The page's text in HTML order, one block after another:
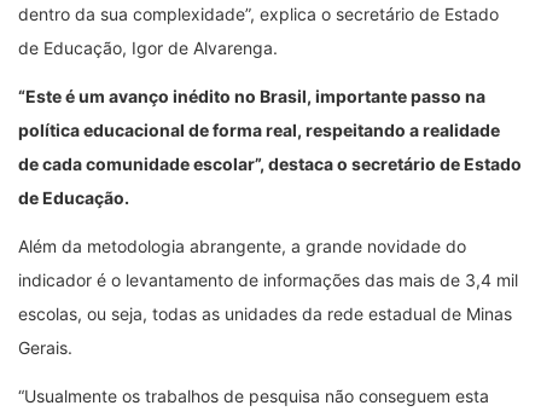
dentro da sua complexidade”, explica o secretário de Estado
de Educação, Igor de Alvarenga.
“Este é um avanço inédito no Brasil, importante passo na
política educacional de forma real, respeitando a realidade
de cada comunidade escolar”, destaca o secretário de Estado
de Educação.
Além da metodologia abrangente, a grande novidade do
indicador é o levantamento de informações das mais de 3,4 mil
escolas, ou seja, todas as unidades da rede estadual de Minas
Gerais.
“Usualmente os trabalhos de pesquisa não conseguem esta